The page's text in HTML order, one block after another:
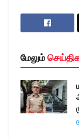
ழியே இருசக்கர
வாகனத்தில்…
மேலும்